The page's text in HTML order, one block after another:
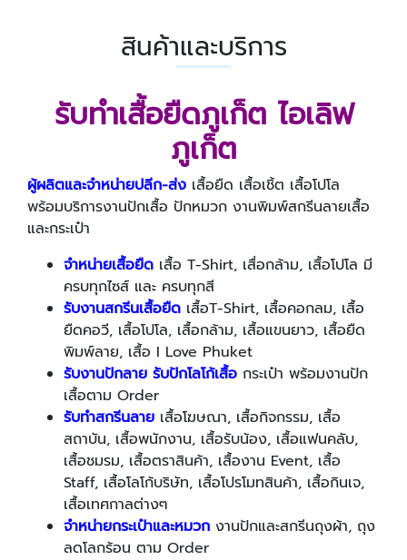
สินค้าและบริการ
รับทำเสื้อยืดภูเก็ต ไอเลิฟ
ภูเก็ต
ผู้ผลิตและจำหน่ายปลีก-ส่ง เสื้อยืด เสื้อเชิ้ต เสื้อโปโล
พร้อมบริการงานปักเสื้อ ปักหมวก งานพิมพ์สกรีนลายเสื้อ
และกระเป๋า
จำหน่ายเสื้อยืด เสื้อ T-Shirt, เสื่อกล้าม, เสื้อโปโล มี
ครบทุกไซส์ และ ครบทุกสี
รับงานสกรีนเสื้อยืด เสื้อT-Shirt, เสื้อคอกลม, เสื้อ
ยืดคอวี, เสื้อโปโล, เสื้อกล้าม, เสื้อแขนยาว, เสื้อยืด
พิมพ์ลาย, เสื้อ I Love Phuket
รับงานปักลาย รับปักโลโก้เสื้อ กระเป๋า พร้อมงานปัก
เสื้อตาม Order
รับทำสกรีนลาย เสื้อโฆษณา, เสื้อกิจกรรม, เสื้อ
สถาบัน, เสื้อพนักงาน, เสื้อรับน้อง, เสื้อแฟนคลับ,
เสื้อชมรม, เสื้อตราสินค้า, เสื้องาน Event, เสื้อ
Staff, เสื้อโลโก้บริษัท, เสื้อโปรโมทสินค้า, เสื้อกินเจ,
เสื้อเทศกาลต่างๆ
จำหน่ายกระเป๋าและหมวก งานปักและสกรีนถุงผ้า, ถุง
ลดโลกร้อน ตาม Order